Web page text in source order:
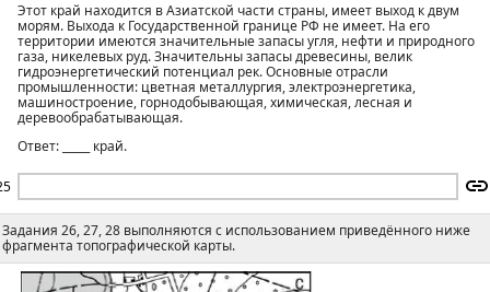
Этот край находится в Азиатской части страны, имеет выход к двум
морям. Выхода к Государственной границе РФ не имеет. На его
территории имеются значительные запасы угля, нефти и природного
газа, никелевых руд. Значительны запасы древесины, велик
гидроэнергетический потенциал рек. Основные отрасли
промышленности: цветная металлургия, электроэнергетика,
машиностроение, горнодобывающая, химическая, лесная и
деревообрабатывающая.
Ответ: _____ край.
Задания 26, 27, 28 выполняются с использованием приведённого ниже
фрагмента топографической карты.